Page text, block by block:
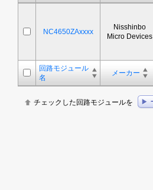
NC4650ZAxxxx
Nisshinbo
Micro Devices
回路モジュール
名
メーカー
チェックした回路モジュールを